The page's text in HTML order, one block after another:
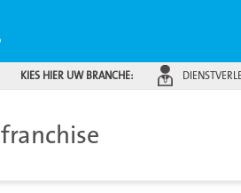
KIES HIER UW BRANCHE:
franchise